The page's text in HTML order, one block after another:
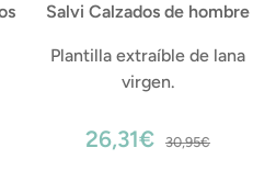
Salvi Calzados de hombre
Plantilla extraíble de lana
virgen.
26,31€ 30,95€